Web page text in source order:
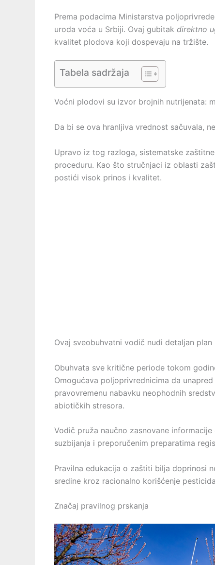
Prema podacima Ministarstva
uroda voća u Srbiji. Ovaj gubitak direktno
kvalitet plodova koji dospevaju na tržište.
Tabela sadržaja
Voćni plodovi su izvor brojnih nutrijenata:
Da bi se ova hranljiva vrednost sačuvala,
Upravo iz tog razloga, sistematske
proceduru. Kao što stručnjaci iz oblasti
postići visok prinos i kvalitet.
Ovaj sveobuhvatni vodič nudi detaljan
Obuhvata sve kritične periode tokom
Omogućava poljoprivrednicima da
pravovremenu nabavku neophodnih
abiotičkih stresora.
Vodič pruža naučno zasnovane
suzbijanja i preporučenim preparatima
Pravilna edukacija o zaštiti bilja doprinosi
sredine kroz racionalno korišćenje
Značaj pravilnog prskanja